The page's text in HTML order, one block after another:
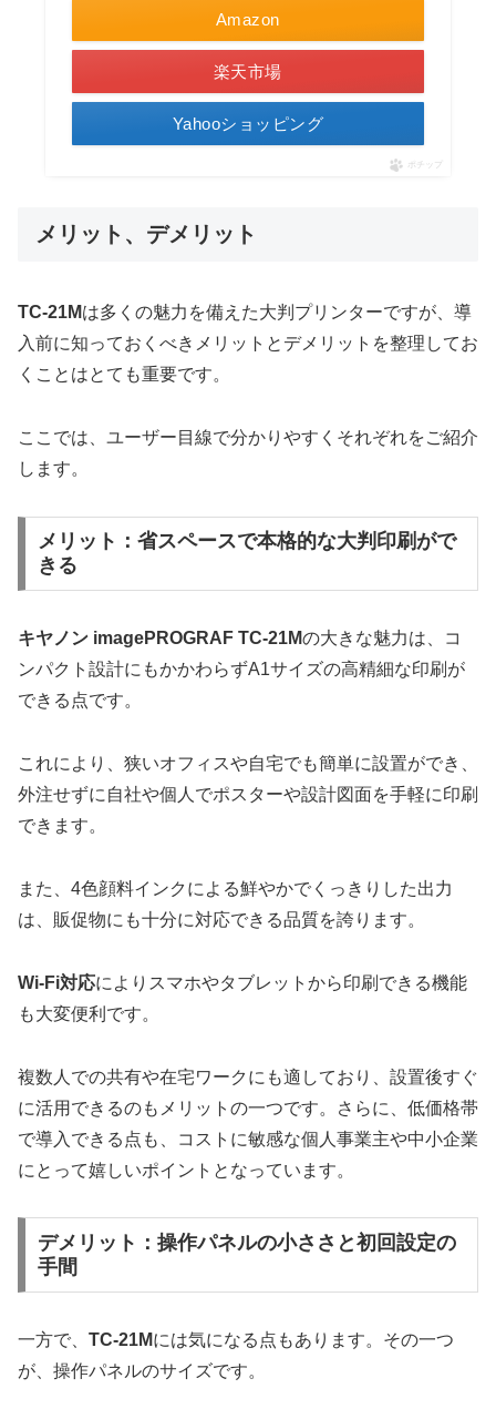
Amazon
楽天市場
Yahooショッピング
ポチップ
メリット、デメリット
TC-21Mは多くの魅力を備えた大判プリンターですが、導
入前に知っておくべきメリットとデメリットを整理してお
くことはとても重要です。
ここでは、ユーザー目線で分かりやすくそれぞれをご紹介
します。
メリット：省スペースで本格的な大判印刷がで
きる
キヤノン imagePROGRAF TC-21Mの大きな魅力は、コ
ンパクト設計にもかかわらずA1サイズの高精細な印刷が
できる点です。
これにより、狭いオフィスや自宅でも簡単に設置ができ、
外注せずに自社や個人でポスターや設計図面を手軽に印刷
できます。
また、4色顔料インクによる鮮やかでくっきりした出力
は、販促物にも十分に対応できる品質を誇ります。
Wi-Fi対応によりスマホやタブレットから印刷できる機能
も大変便利です。
複数人での共有や在宅ワークにも適しており、設置後すぐ
に活用できるのもメリットの一つです。さらに、低価格帯
で導入できる点も、コストに敏感な個人事業主や中小企業
にとって嬉しいポイントとなっています。
デメリット：操作パネルの小ささと初回設定の
手間
一方で、 TC-21Mには気になる点もあります。その一つ
が、操作パネルのサイズです。